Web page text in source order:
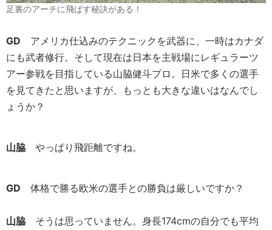
足裏のアーチに飛ばす秘訣がある！
GD アメリカ仕込みのテクニックを武器に、一時はカナダ
にも武者修行。そして現在は日本を主戦場にレギュラーツ
アー参戦を目指している山脇健斗プロ。日米で多くの選手
を見てきたと思いますが、もっとも大きな違いはなんでし
ょうか？
山脇 やっぱり飛距離ですね。
GD 体格で勝る欧米の選手との勝負は厳しいですか？
山脇 そうは思っていません。身長174cmの自分でも平均